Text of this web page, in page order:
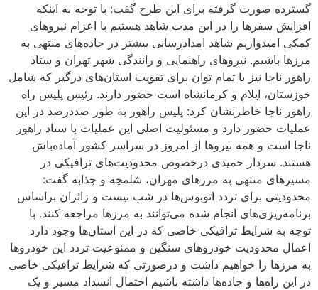
گسترده صورت گرفته برای این طرح گفت: با توجه به اینکه
افزایش سفرها را در این مدت شاهد هستیم با اعزام نیروهای
کمکی امیدواریم شاهد امدادرسانی بیشتر در جاده‌های منتهی به
مرزها باشیم. نیروهای راهنمایی و رانندگی شهر تهران و ستاد
راهور ناجا نیز با تمام توان برای تقویت استان‌های درگیر که شامل
خوزستان، ایلام و کرمانشاه است حضور دارند. رئیس پلیس راه
راهور ناجا خاطرنشان کرد: پلیس راهور به طور صددرصد در این
عملیات حضور دارد و مسئولیت اصلی این عملیات با ستاد راهور
ناجا است و همه نیروها از امروز در سراسر کشور آماده‌باش
هستند. سردار حمیدی درخصوص محدودیت‌های ترافیکی در
مسیرهای منتهی به مرزهای مهران، شلمچه و چذابه گفت:
محدودیتی برای تردد اتوبوس‌ها در شب نیست و زائران براساس
برنامه‌ریزی‌های انجام شده می‌توانند به مرزها مراجعه کنند. با
توجه به شرایط ترافیکی خاصی که در این استان‌ها وجود دارد
اعمال محدودیت خودروهای سنگین و ممنوعیت تردد این خودروها
به مرزها را خواهیم داشت و درصورتی که شرایط ترافیکی خاصی
در این راه‌ها و جاده‌ها داشته باشیم احتمال انسداد مسیر و یک